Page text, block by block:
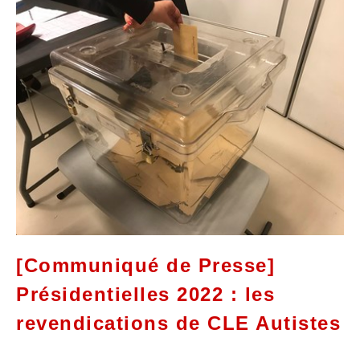
[Communiqué de Presse]
Présidentielles 2022 : les
revendications de CLE Autistes